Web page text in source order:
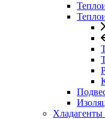
Хладагенты